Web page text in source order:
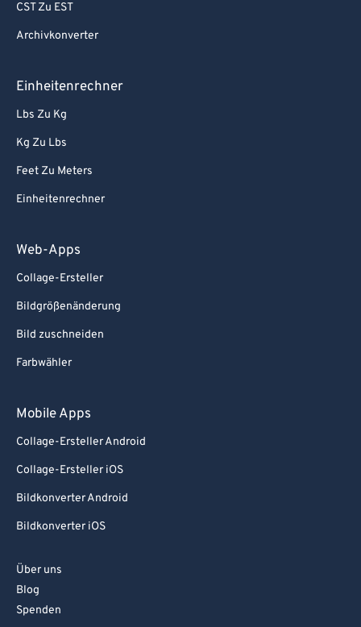
CST Zu EST
Archivkonverter
Einheitenrechner
Lbs Zu Kg
Kg Zu Lbs
Feet Zu Meters
Einheitenrechner
Web-Apps
Collage-Ersteller
Bildgrößenänderung
Bild zuschneiden
Farbwähler
Mobile Apps
Collage-Ersteller Android
Collage-Ersteller iOS
Bildkonverter Android
Bildkonverter iOS
Über uns
Blog
Spenden